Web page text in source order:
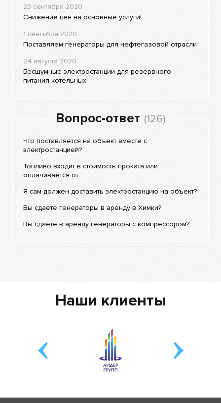
23 сентября 2020
Снижение цен на основные услуги!
1 сентября 2020
Поставляем генераторы для нефтегазовой отрасли
24 августа 2020
Бесшумные электростанции для резервного
питания котельных
Вопрос-ответ (126)
Что поставляется на объект вместе с
электростанцией?
Топливо входит в стоимость проката или
оплачивается от..
Я сам должен доставить электростанцию на объект?
Вы сдаете генераторы в аренду в Химки?
Вы сдаете в аренду генераторы с компрессором?
Наши клиенты